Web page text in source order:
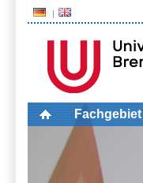
Fachgebiet